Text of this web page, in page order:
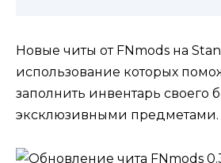
Новые читы от FNmods на
использование которых
заполнить инвентарь своего
эксклюзивными предметами.